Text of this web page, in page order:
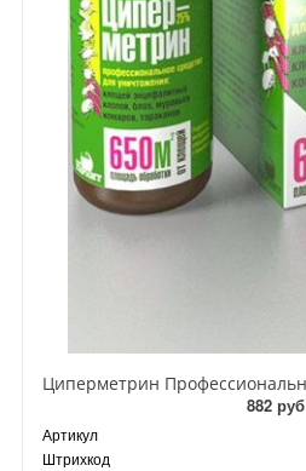
882 руб
Артикул
Штрихкод